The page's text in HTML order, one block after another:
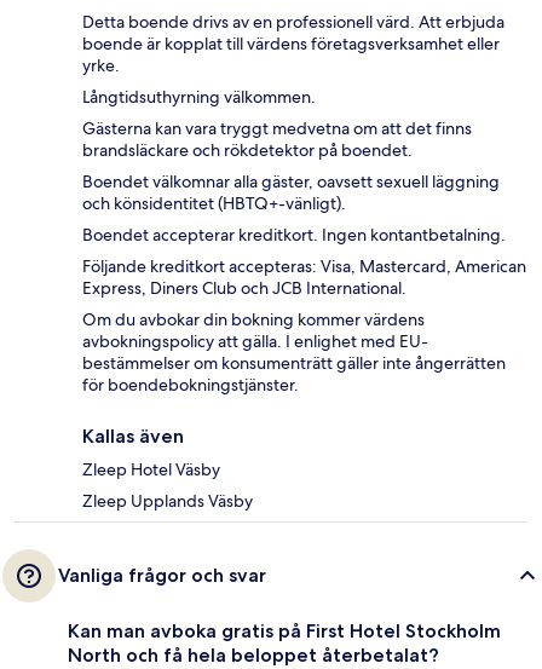
Detta boende drivs av en professionell värd. Att erbjuda
boende är kopplat till värdens företagsverksamhet eller
yrke.
Långtidsuthyrning välkommen.
Gästerna kan vara tryggt medvetna om att det finns
brandsläckare och rökdetektor på boendet.
Boendet välkomnar alla gäster, oavsett sexuell läggning
och könsidentitet (HBTQ+-vänligt).
Boendet accepterar kreditkort. Ingen kontantbetalning.
Följande kreditkort accepteras: Visa, Mastercard, American
Express, Diners Club och JCB International.
Om du avbokar din bokning kommer värdens
avbokningspolicy att gälla. I enlighet med EU-
bestämmelser om konsumenträtt gäller inte ångerrätten
för boendebokningstjänster.
Kallas även
Zleep Hotel Väsby
Zleep Upplands Väsby
Vanliga frågor och svar
Kan man avboka gratis på First Hotel Stockholm
North och få hela beloppet återbetalat?